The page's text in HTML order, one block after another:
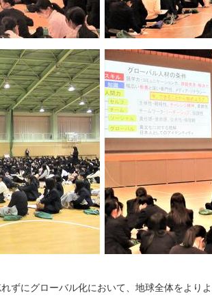
ずにグローバル化において、地球全体をより